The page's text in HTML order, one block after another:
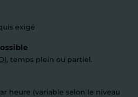
exigé
, temps plein ou partiel.
heure (variable selon le niveau